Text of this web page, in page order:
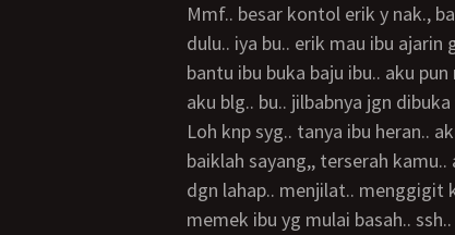
mmf.. besar kontol erik y nak., bakal jd jago ngentot anak ibu ni.. tp harus ibu ajarkan
dulu.. iya bu.. erik mau ibu
bantu ibu buka baju ibu.. aku
aku blg.. bu.. jilbabnya jgn dibuka
loh knp syg.. tanya ibu heran.. aku ingin ngentot sm ibu pakai jilbab.. ah.. anak ibu ni..
baiklah sayang,, terserah
dgn lahap.. menjilat.. menggigit
memek ibu yg mulai basah.. ssh..